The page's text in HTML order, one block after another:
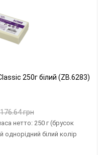
250г білий (ZB.6283)
176.64 грн
нетто: 250 г (брусок
білий колір